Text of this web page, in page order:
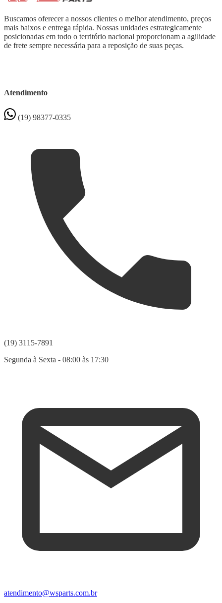
Buscamos oferecer a nossos clientes o melhor atendimento, preços
mais baixos e entrega rápida. Nossas unidades estrategicamente
posicionadas em todo o território nacional proporcionam a agilidade
de frete sempre necessária para a reposição de suas peças.
Atendimento
(19) 98377-0335
(19) 3115-7891
Segunda à Sexta - 08:00 às 17:30
atendimento@wsparts.com.br